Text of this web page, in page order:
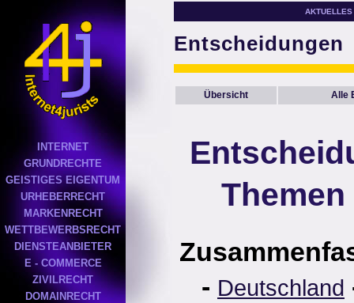
INTERNET
GRUNDRECHTE
GEISTIGES EIGENTUM
URHEBERRECHT
MARKENRECHT
WETTBEWERBSRECHT
DIENSTEANBIETER
E - COMMERCE
ZIVILRECHT
DOMAINRECHT
AKTUELLES
Entscheidungen
Übersicht Alle
- Deutschland